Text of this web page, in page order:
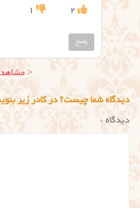
2
1
پاسخ
ناوبری
نظر
<
دیدگاه شما چیست؟ در کادر زیر
دیدگاه*